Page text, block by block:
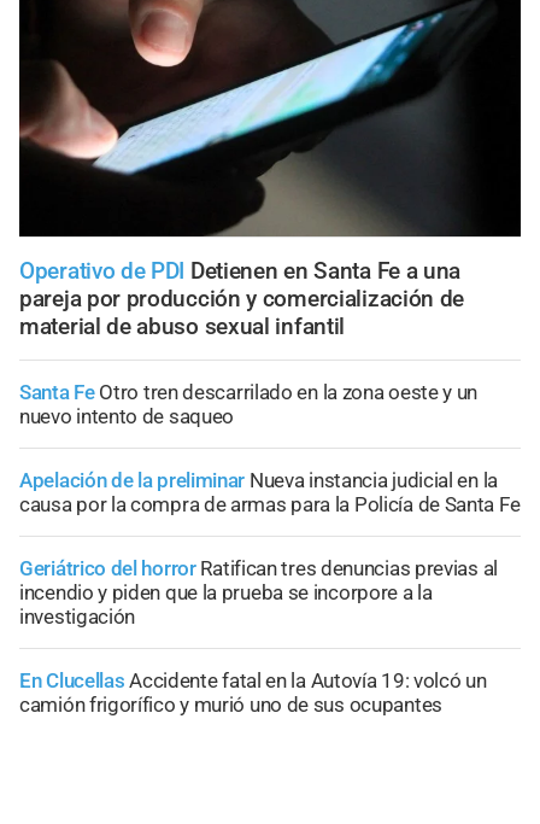
Operativo de PDI Detienen en Santa Fe a una
pareja por producción y comercialización de
material de abuso sexual infantil
Santa Fe Otro tren descarrilado en la zona oeste y un
nuevo intento de saqueo
Apelación de la preliminar Nueva instancia judicial en la
causa por la compra de armas para la Policía de Santa Fe
Geriátrico del horror Ratifican tres denuncias previas al
incendio y piden que la prueba se incorpore a la
investigación
En Clucellas Accidente fatal en la Autovía 19: volcó un
camión frigorífico y murió uno de sus ocupantes